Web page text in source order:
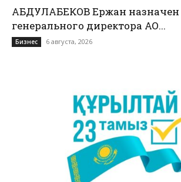
АБДУЛАБЕКОВ Ержан назначен
генерального директора АО...
Бизнес 6 августа, 2026